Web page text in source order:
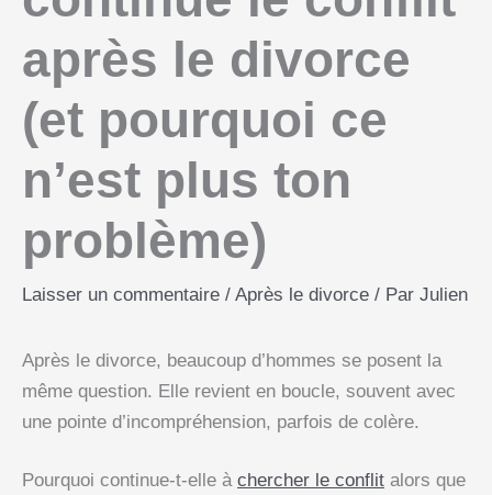
après le divorce
(et pourquoi ce
n’est plus ton
problème)
Laisser un commentaire / Après le divorce / Par Julien
Après le divorce, beaucoup d’hommes se posent la
même question. Elle revient en boucle, souvent avec
une pointe d’incompréhension, parfois de colère.
Pourquoi continue-t-elle à chercher le conflit alors que